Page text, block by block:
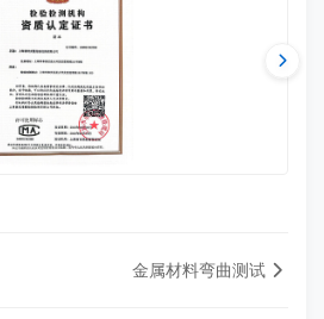
金属材料弯曲测试